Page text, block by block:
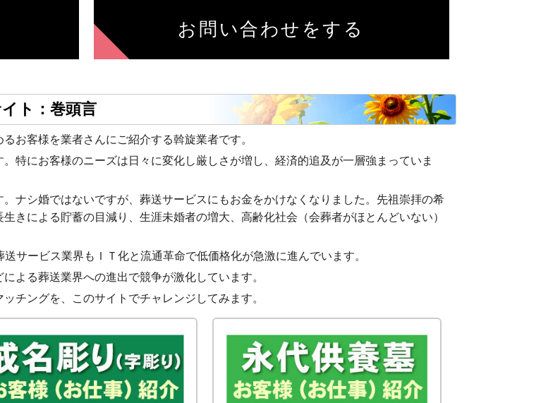
お問い合わせをする
ト：巻頭言
お客様を業者さんにご紹介する斡旋業者です。
特にお客様のニーズは日々に変化し厳しさが増し、経済的追及が一層強まっていま
ナシ婚ではないですが、葬送サービスにもお金をかけなくなりました。先祖崇拝の希
きによる貯蓄の目減り、生涯未婚者の増大、高齢化社会（会葬者がほとんどいない）
サービス業界もＩＴ化と流通革命で低価格化が急激に進んでいます。
よる葬送業界への進出で競争が激化しています。
チングを、このサイトでチャレンジしてみます。